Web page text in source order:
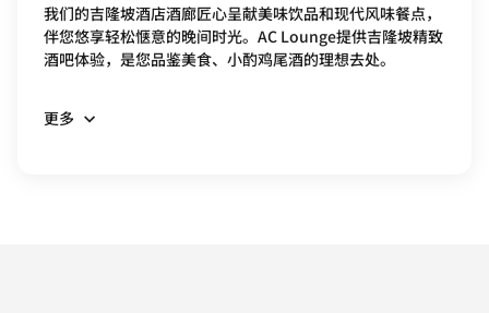
我们的吉隆坡酒店酒廊匠心呈献美味饮品和现代风味餐点，
伴您悠享轻松惬意的晚间时光。AC Lounge提供吉隆坡精致
酒吧体验，是您品鉴美食、小酌鸡尾酒的理想去处。
更多